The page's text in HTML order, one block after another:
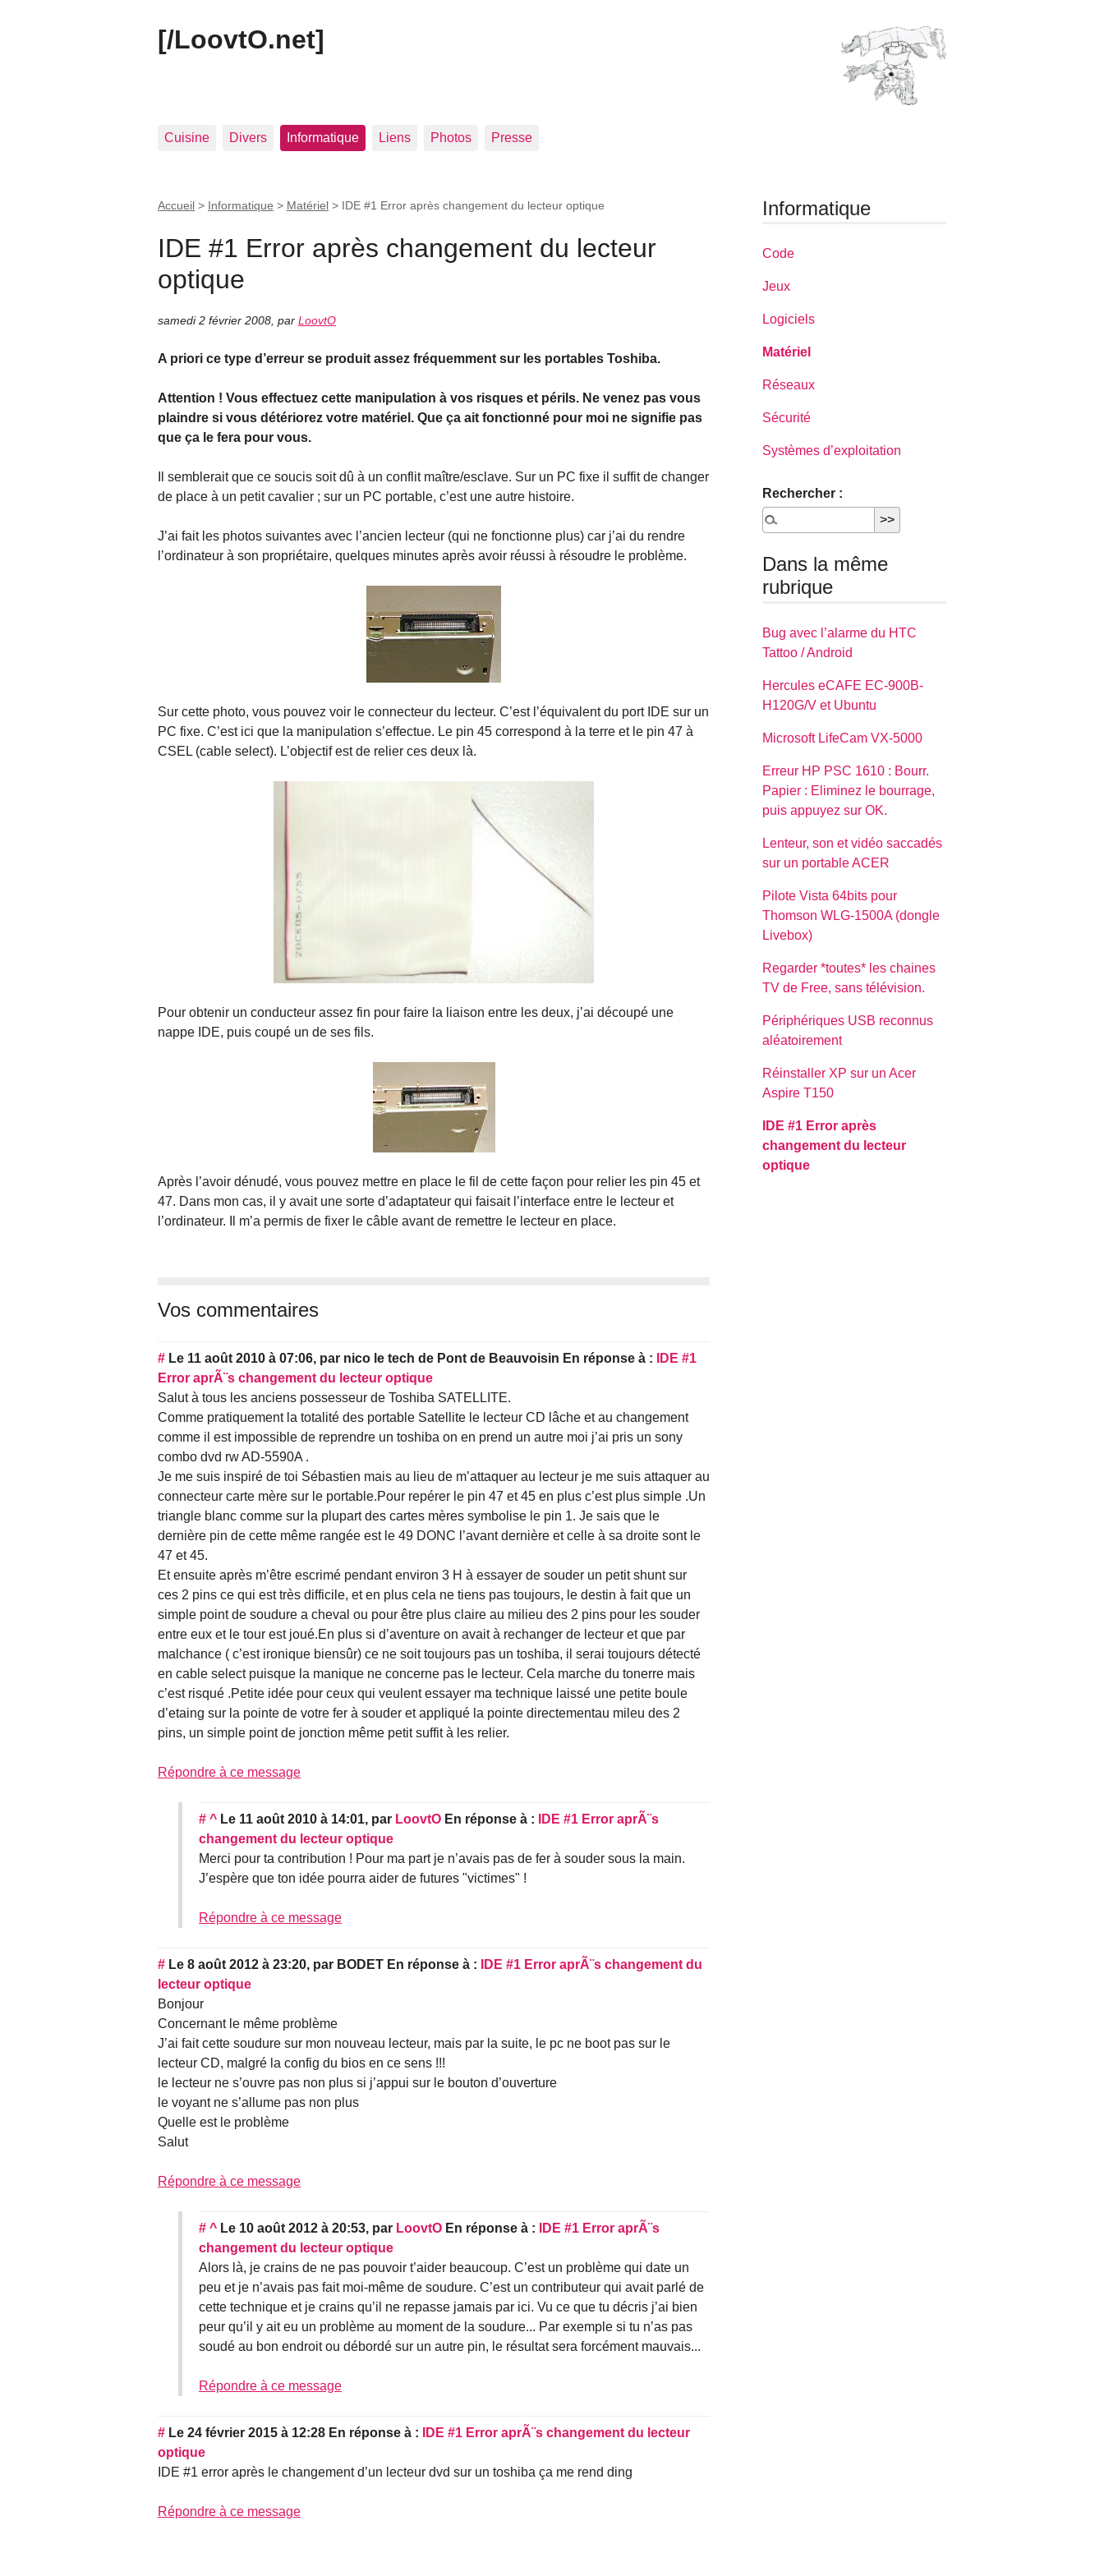
[/LoovtO.net]
Cuisine Divers Informatique Liens Photos Presse
Accueil > Informatique > Matériel > IDE #1 Error après changement du lecteur optique
IDE #1 Error après changement du lecteur
optique
samedi 2 février 2008 par LoovtO
A priori ce type d’erreur se produit assez fréquemment sur les portables Toshiba.
Attention ! Vous effectuez cette manipulation à vos risques et périls. Ne venez pas vous
plaindre si vous détériorez votre matériel. Que ça ait fonctionné pour moi ne signifie pas
que ça le fera pour vous.
Il semblerait que ce soucis soit dû à un conflit maître/esclave. Sur un PC fixe il suffit de changer
de place à un petit cavalier ; sur un PC portable, c’est une autre histoire.
J’ai fait les photos suivantes avec l’ancien lecteur (qui ne fonctionne plus) car j’ai du rendre
l’ordinateur à son propriétaire, quelques minutes après avoir réussi à résoudre le problème.
Sur cette photo, vous pouvez voir le connecteur du lecteur. C’est l’équivalent du port IDE sur un
PC fixe. C’est ici que la manipulation s’effectue. Le pin 45 correspond à la terre et le pin 47 à
CSEL (cable select). L’objectif est de relier ces deux là.
Pour obtenir un conducteur assez fin pour faire la liaison entre les deux, j’ai découpé une
nappe IDE, puis coupé un de ses fils.
Après l’avoir dénudé, vous pouvez mettre en place le fil de cette façon pour relier les pin 45 et
47. Dans mon cas, il y avait une sorte d’adaptateur qui faisait l’interface entre le lecteur et
l’ordinateur. Il m’a permis de fixer le câble avant de remettre le lecteur en place.
Vos commentaires
# Le 11 août 2010 à 07:06, par nico le tech de Pont de Beauvoisin En réponse à :
IDE #1
Error aprÃ¨s changement du lecteur optique
Salut à tous les anciens possesseur de Toshiba SATELLITE.
Comme pratiquement la totalité des portable Satellite le lecteur CD lâche et au changement
comme il est impossible de reprendre un toshiba on en prend un autre moi j’ai pris un sony
combo dvd rw AD-5590A .
Je me suis inspiré de toi Sébastien mais au lieu de m’attaquer au lecteur je me suis attaquer au
connecteur carte mère sur le portable.Pour repérer le pin 47 et 45 en plus c’est plus simple .Un
triangle blanc comme sur la plupart des cartes mères symbolise le pin 1. Je sais que le
dernière pin de cette même rangée est le 49 DONC l’avant dernière et celle à sa droite sont le
47 et 45.
Et ensuite après m’être escrimé pendant environ 3 H à essayer de souder un petit shunt sur
ces 2 pins ce qui est très difficile, et en plus cela ne tiens pas toujours, le destin à fait que un
simple point de soudure a cheval ou pour être plus claire au milieu des 2 pins pour les souder
entre eux et le tour est joué.En plus si d’aventure on avait à rechanger de lecteur et que par
malchance ( c’est ironique biensûr) ce ne soit toujours pas un toshiba, il serai toujours détecté
en cable select puisque la manique ne concerne pas le lecteur. Cela marche du tonerre mais
c’est risqué .Petite idée pour ceux qui veulent essayer ma technique laissé une petite boule
d’etaing sur la pointe de votre fer à souder et appliqué la pointe directementau mileu des 2
pins, un simple point de jonction même petit suffit à les relier.
Répondre à ce message
# ^ Le 11 août 2010 à 14:01, par LoovtO En réponse à :
IDE #1 Error aprÃ¨s
changement du lecteur optique
Merci pour ta contribution ! Pour ma part je n’avais pas de fer à souder sous la main.
J’espère que ton idée pourra aider de futures "victimes" !
Répondre à ce message
# Le 8 août 2012 à 23:20, par BODET En réponse à :
IDE #1 Error aprÃ¨s changement du
lecteur optique
Bonjour
Concernant le même problème
J’ai fait cette soudure sur mon nouveau lecteur, mais par la suite, le pc ne boot pas sur le
lecteur CD, malgré la config du bios en ce sens !!!
le lecteur ne s’ouvre pas non plus si j’appui sur le bouton d’ouverture
le voyant ne s’allume pas non plus
Quelle est le problème
Salut
Répondre à ce message
# ^ Le 10 août 2012 à 20:53, par LoovtO En réponse à :
IDE #1 Error aprÃ¨s
changement du lecteur optique
Alors là, je crains de ne pas pouvoir t’aider beaucoup. C’est un problème qui date un
peu et je n’avais pas fait moi-même de soudure. C’est un contributeur qui avait parlé de
cette technique et je crains qu’il ne repasse jamais par ici. Vu ce que tu décris j’ai bien
peur qu’il y ait eu un problème au moment de la soudure... Par exemple si tu n’as pas
soudé au bon endroit ou débordé sur un autre pin, le résultat sera forcément mauvais...
Répondre à ce message
# Le 24 février 2015 à 12:28 En réponse à :
IDE #1 Error aprÃ¨s changement du lecteur
optique
IDE #1 error après le changement d’un lecteur dvd sur un toshiba ça me rend ding
Répondre à ce message
Informatique
Code
Jeux
Logiciels
Matériel
Réseaux
Sécurité
Systèmes d’exploitation
Rechercher :
Dans la même
rubrique
Bug avec l’alarme du HTC
Tattoo / Android
Hercules eCAFE EC-900B-
H120G/V et Ubuntu
Microsoft LifeCam VX-5000
Erreur HP PSC 1610 : Bourr.
Papier : Eliminez le bourrage,
puis appuyez sur OK.
Lenteur, son et vidéo saccadés
sur un portable ACER
Pilote Vista 64bits pour
Thomson WLG-1500A (dongle
Livebox)
Regarder *toutes* les chaines
TV de Free, sans télévision.
Périphériques USB reconnus
aléatoirement
Réinstaller XP sur un Acer
Aspire T150
IDE #1 Error après
changement du lecteur
optique